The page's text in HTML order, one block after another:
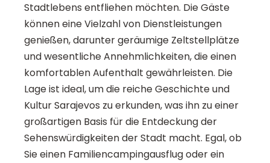
Stadtlebens entfliehen möchten. Die Gäste
können eine Vielzahl von Dienstleistungen
genießen, darunter geräumige Zeltstellplätze
und wesentliche Annehmlichkeiten, die einen
komfortablen Aufenthalt gewährleisten. Die
Lage ist ideal, um die reiche Geschichte und
Kultur Sarajevos zu erkunden, was ihn zu einer
großartigen Basis für die Entdeckung der
Sehenswürdigkeiten der Stadt macht. Egal, ob
Sie einen Familiencampingausflug oder ein